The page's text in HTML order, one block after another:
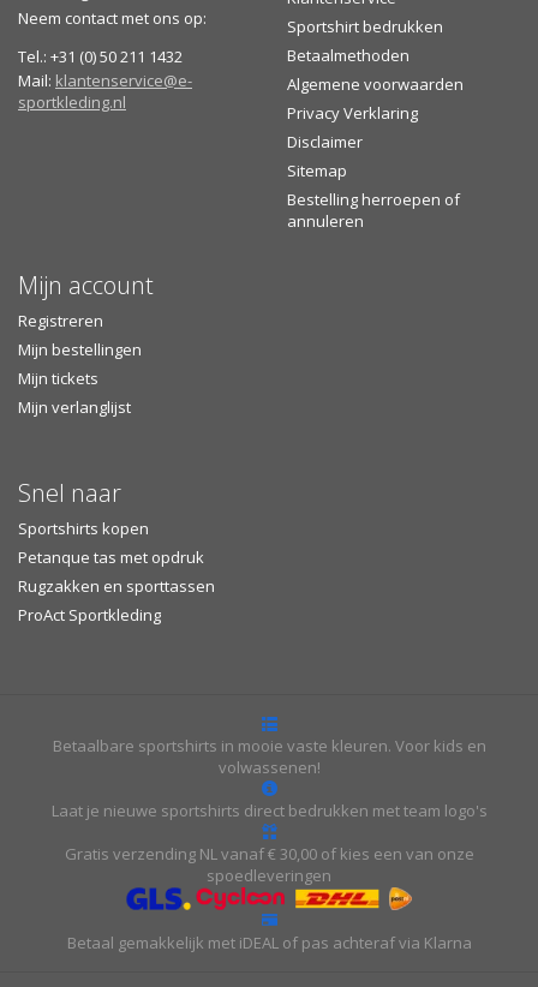
Neem contact met ons op:
Tel.: +31 (0) 50 211 1432
Mail: klantenservice@e-
sportkleding.nl
Sportshirt bedrukken
Betaalmethoden
Algemene voorwaarden
Privacy Verklaring
Disclaimer
Sitemap
Bestelling herroepen of
annuleren
Mijn account
Registreren
Mijn bestellingen
Mijn tickets
Mijn verlanglijst
Snel naar
Sportshirts kopen
Petanque tas met opdruk
Rugzakken en sporttassen
ProAct Sportkleding
Betaalbare sportshirts in mooie vaste kleuren. Voor kids en
volwassenen!
Laat je nieuwe sportshirts direct bedrukken met team logo's
Gratis verzending NL vanaf € 30,00 of kies een van onze
spoedleveringen
Betaal gemakkelijk met iDEAL of pas achteraf via Klarna